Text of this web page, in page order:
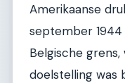
Amerikaanse
september
Belgische
doelstelling was